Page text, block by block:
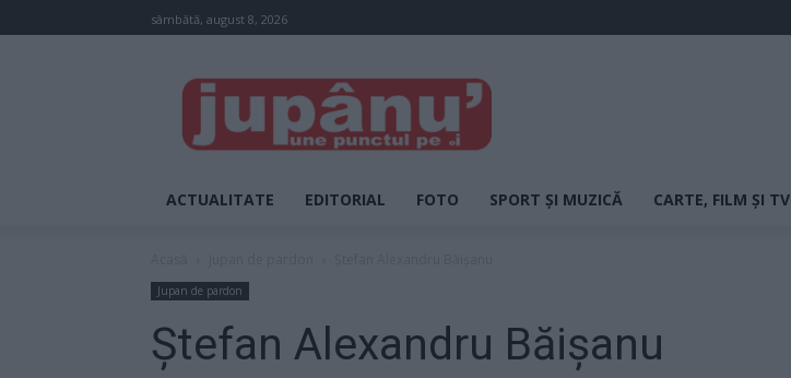
sâmbătă, august 8, 2026
JUPÂNU'
ACTUALITATE EDITORIAL FOTO SPORT ȘI MUZICĂ CARTE, FILM ȘI TV
Jupan de pardon
Ştefan Alexandru Băişanu